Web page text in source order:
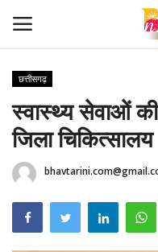
Home
संपर्क करें
हमारे बारे मेंं
छत्तीसगढ़
स्वास्थ्य सेवाओं
जिला चिकित्सालय